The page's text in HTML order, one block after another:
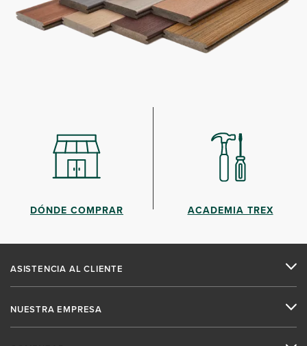
DÓNDE COMPRAR ACADEMIA TREX
ASISTENCIA AL CLIENTE
NUESTRA EMPRESA